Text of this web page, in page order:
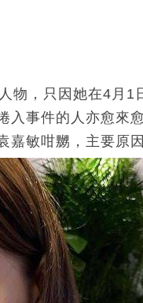
物，只因她在4月
入事件的人亦愈來
敏咁嬲，主要原